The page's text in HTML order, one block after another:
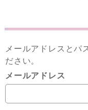
メールアドレスとパ
ださい。
メールアドレス